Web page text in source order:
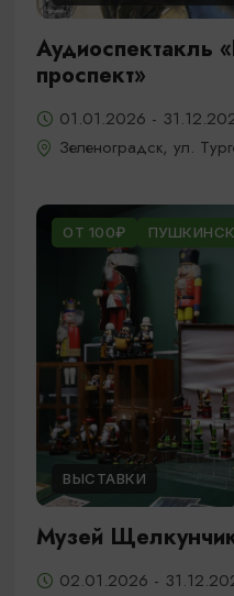
Аудиоспектакль
проспект»
01.01.2026 -
Зеленоградск, ул.
ОТ 100₽
ВЫСТАВКИ
Музей
02.01.2026 -